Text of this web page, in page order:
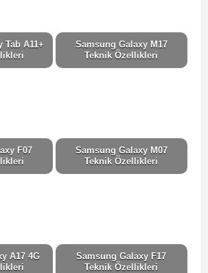
Tab A11+
Samsung Galaxy M17
Teknik Özellikleri
F07
Samsung Galaxy M07
Teknik Özellikleri
A17 4G
Samsung Galaxy F17
Teknik Özellikleri